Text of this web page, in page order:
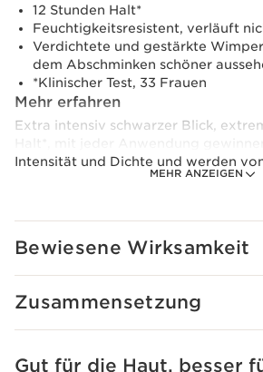
MEHR ANZEIGEN
12 Stunden Halt*
Feuchtigkeitsresistent, verläuft
Verdichtete und gestärkte
dem Abschminken schöner
*Klinischer Test, 33 Frauen
Mehr erfahren
Extra intensiv schwarzer Blick,
Halt*, mit jeder Anwendung
Intensität und Dichte und werden
den Spitzen mit Pflege umhüllt.
den Wimpern mehr Volumen zu
feuchtigkeitsbeständig, verläuft
von Farbstoffen. Sie hilft, das
Bewiesene Wirksamkeit
Zusammensetzung
WEITER ZUM INHALT
Gut für die Haut, besser